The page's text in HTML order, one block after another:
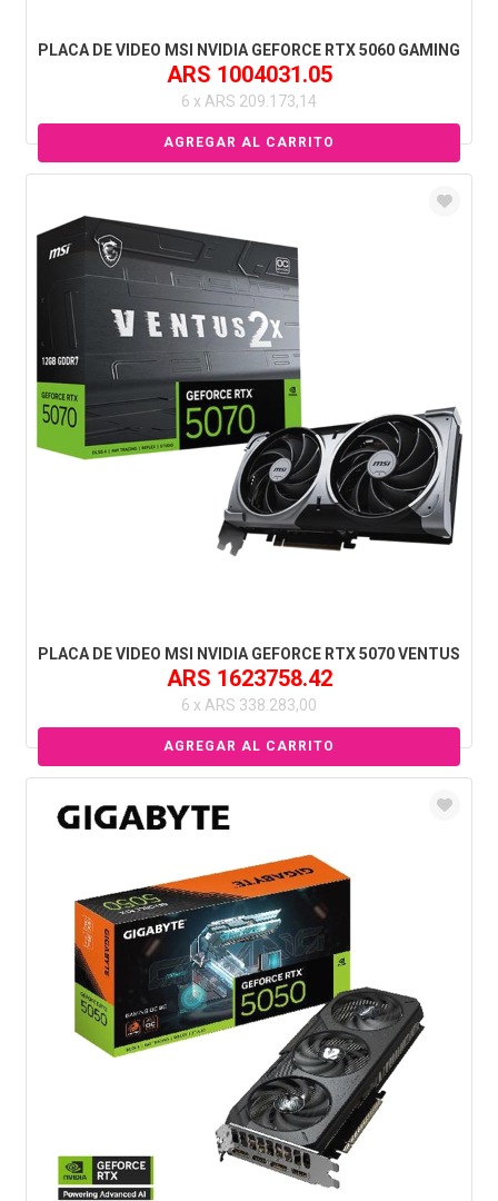
PLACA DE VIDEO MSI NVIDIA GEFORCE RTX 5060 GAMING
ARS 1004031.05
6 x ARS 209.173,14
PLACA DE VIDEO MSI NVIDIA GEFORCE RTX 5070 VENTUS
ARS 1623758.42
6 x ARS 338.283,00